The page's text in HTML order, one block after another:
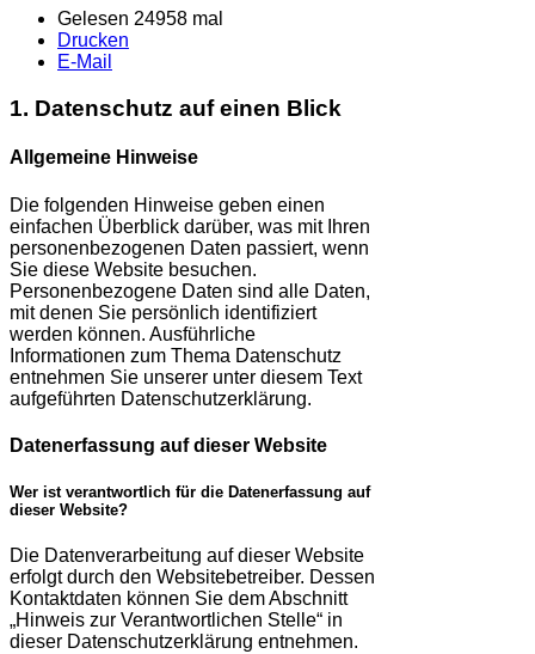
Gelesen 24958 mal
Drucken
E-Mail
1. Datenschutz auf einen Blick
Allgemeine Hinweise
Die folgenden Hinweise geben einen
einfachen Überblick darüber, was mit Ihren
personenbezogenen Daten passiert, wenn
Sie diese Website besuchen.
Personenbezogene Daten sind alle Daten,
mit denen Sie persönlich identifiziert
werden können. Ausführliche
Informationen zum Thema Datenschutz
entnehmen Sie unserer unter diesem Text
aufgeführten Datenschutzerklärung.
Datenerfassung auf dieser Website
Wer ist verantwortlich für die Datenerfassung auf
dieser Website?
Die Datenverarbeitung auf dieser Website
erfolgt durch den Websitebetreiber. Dessen
Kontaktdaten können Sie dem Abschnitt
„Hinweis zur Verantwortlichen Stelle“ in
dieser Datenschutzerklärung entnehmen.